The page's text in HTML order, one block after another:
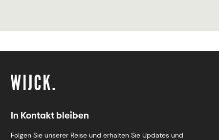
In Kontakt bleiben
Folgen Sie unserer Reise und erhalten Sie Updates und